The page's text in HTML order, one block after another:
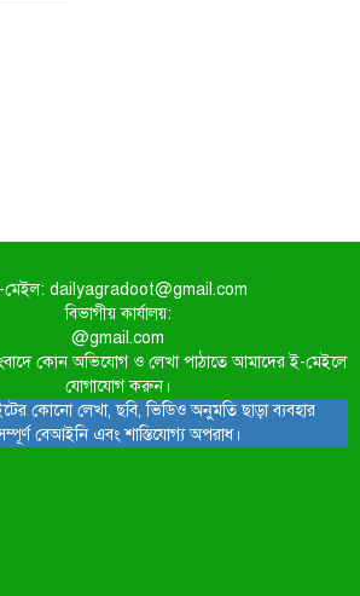
মেইল: dailyagradoot@gmail.com
বিভাগীয় কার্যালয়:
@gmail.com
কোন অভিযোগ ও লেখা পাঠাতে আমাদের ই-মেইলে
যোগাযোগ করুন।
কোনো লেখা, ছবি, ভিডিও অনুমতি ছাড়া ব্যবহার
বেআইনি এবং শাস্তিযোগ্য অপরাধ।